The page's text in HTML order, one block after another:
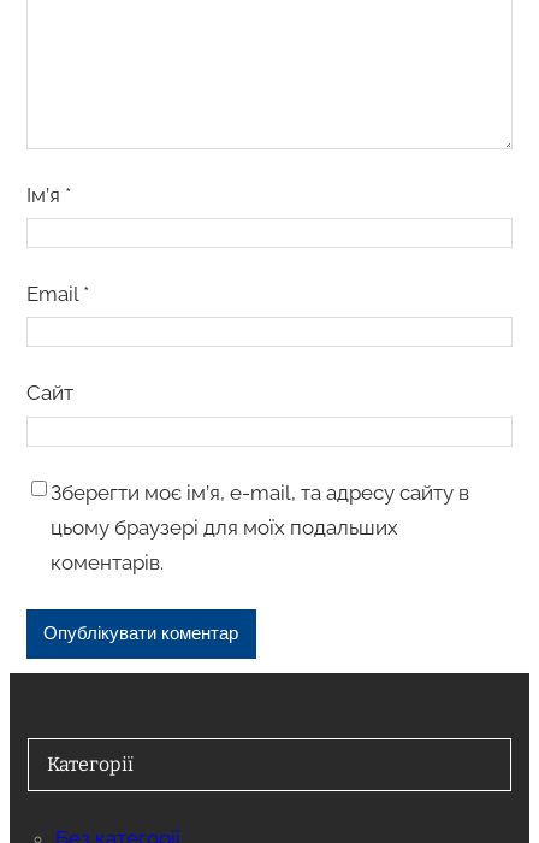
Ім’я *
Email *
Сайт
Зберегти моє ім’я, e-mail, та адресу сайту в
цьому браузері для моїх подальших
коментарів.
Категорії